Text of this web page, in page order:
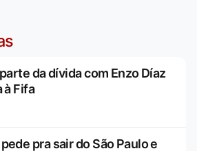
da dívida com Enzo Díaz
à Fifa
pra sair do São Paulo e